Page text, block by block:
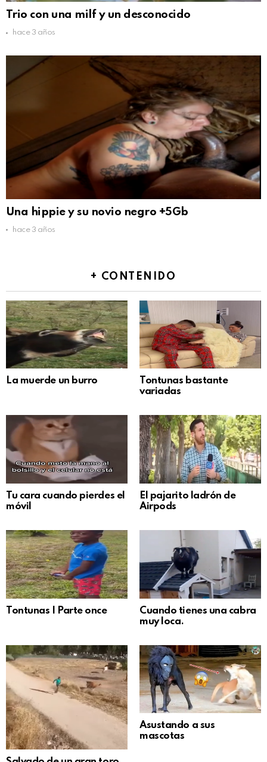
Trio con una milf y un desconocido
hace 3 años
Una hippie y su novio negro +5Gb
hace 3 años
+ CONTENIDO
La muerde un burro
Tontunas bastante
variadas
Tu cara cuando pierdes el
móvil
El pajarito ladrón de
Airpods
Tontunas | Parte once
Cuando tienes una cabra
muy loca.
Asustando a sus
mascotas